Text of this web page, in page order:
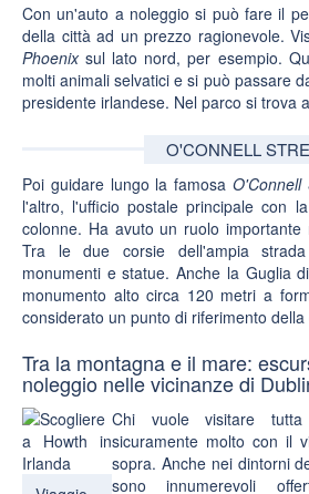
Con un'auto a noleggio si può fare il
della città ad un prezzo ragionevole.
Phoenixsul lato nord, per esempio.
molti animali selvatici e si può passare
presidente irlandese. Nel parco si trova
O'CONNELL
Poi guidare lungo la famosa O'Connell
l'altro, l'ufficio postale principale con
colonne. Ha avuto un ruolo importante
Tra le due corsie dell'ampia
monumenti e statue. Anche la Guglia
monumento alto circa 120 metri a
considerato un punto di riferimento
Tra la montagna e il mare:
noleggio nelle vicinanze di
Chi vuole visitare
sicuramente molto con il
sopra. Anche nei dintorni
sonoinnumerevoli